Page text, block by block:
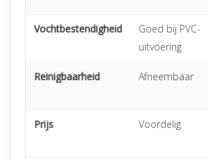
Vochtbestendigheid
Goed bij PVC-
uitvoering
Reinigbaarheid Afneembaar
Prijs Voordelig